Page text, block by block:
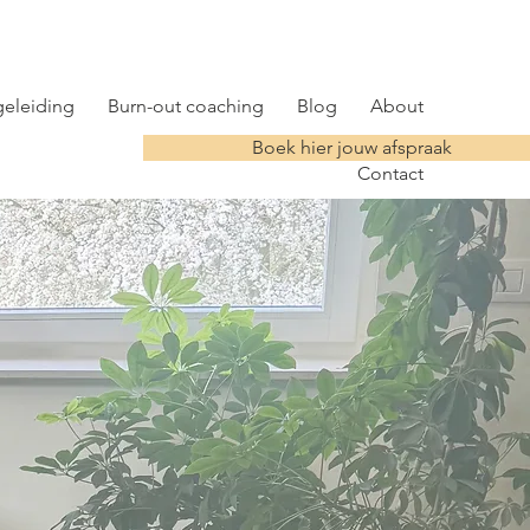
Burn-out coaching Blog About
Contact
Boek hier jouw afspraak